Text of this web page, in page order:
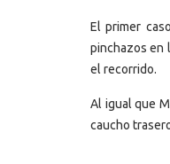
El primer
pinchazos en
el recorrido.
Al igual que
caucho